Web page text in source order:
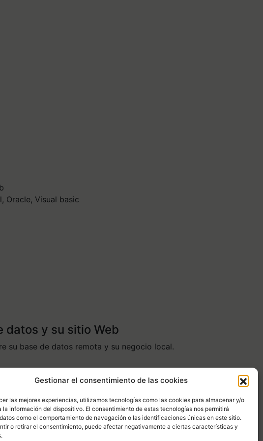
Gestionar el consentimiento de las cookies
las mejores experiencias, utilizamos tecnologías como las cookies para almacenar y/o
la información del dispositivo. El consentimiento de estas tecnologías nos permitirá
como el comportamiento de navegación o las identificaciones únicas en este sitio.
o retirar el consentimiento, puede afectar negativamente a ciertas características y
Oracle, Visual basic
datos y su sitio Web
su base de datos remota y su negocio local.
su medida.